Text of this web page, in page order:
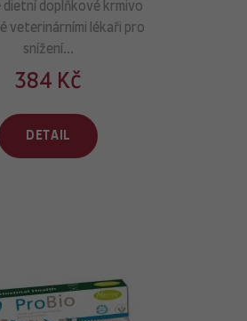
dietní doplňkové krmivo
veterinárními lékaři pro
snížení...
384 Kč
DETAIL